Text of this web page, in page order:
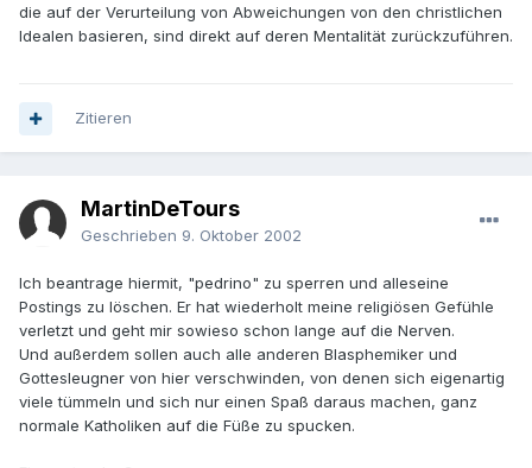
die auf der Verurteilung von Abweichungen von den christlichen
Idealen basieren, sind direkt auf deren Mentalität zurückzuführen.
Zitieren
MartinDeTours
Geschrieben 9. Oktober 2002
Ich beantrage hiermit, "pedrino" zu sperren und alleseine
Postings zu löschen. Er hat wiederholt meine religiösen Gefühle
verletzt und geht mir sowieso schon lange auf die Nerven.
Und außerdem sollen auch alle anderen Blasphemiker und
Gottesleugner von hier verschwinden, von denen sich eigenartig
viele tümmeln und sich nur einen Spaß daraus machen, ganz
normale Katholiken auf die Füße zu spucken.